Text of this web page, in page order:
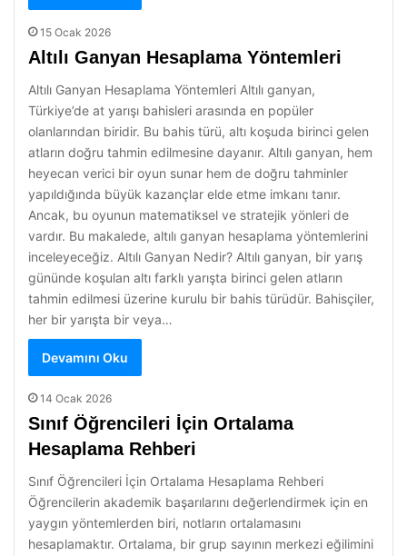
15 Ocak 2026
Altılı Ganyan Hesaplama Yöntemleri
Altılı Ganyan Hesaplama Yöntemleri Altılı ganyan,
Türkiye’de at yarışı bahisleri arasında en popüler
olanlarından biridir. Bu bahis türü, altı koşuda birinci gelen
atların doğru tahmin edilmesine dayanır. Altılı ganyan, hem
heyecan verici bir oyun sunar hem de doğru tahminler
yapıldığında büyük kazançlar elde etme imkanı tanır.
Ancak, bu oyunun matematiksel ve stratejik yönleri de
vardır. Bu makalede, altılı ganyan hesaplama yöntemlerini
inceleyeceğiz. Altılı Ganyan Nedir? Altılı ganyan, bir yarış
gününde koşulan altı farklı yarışta birinci gelen atların
tahmin edilmesi üzerine kurulu bir bahis türüdür. Bahisçiler,
her bir yarışta bir veya…
Devamını Oku
14 Ocak 2026
Sınıf Öğrencileri İçin Ortalama
Hesaplama Rehberi
Sınıf Öğrencileri İçin Ortalama Hesaplama Rehberi
Öğrencilerin akademik başarılarını değerlendirmek için en
yaygın yöntemlerden biri, notların ortalamasını
hesaplamaktır. Ortalama, bir grup sayının merkezi eğilimini